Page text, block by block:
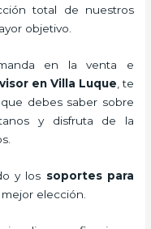
total de nuestros
objetivo.
en la venta e
en Villa Luque , te
debes saber sobre
y disfruta de la
y los soportes para
elección.